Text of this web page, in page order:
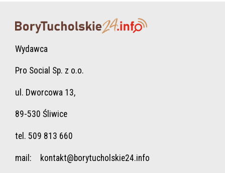
Wydawca
Pro Social Sp. z o.o.
ul. Dworcowa 13,
89-530 Śliwice
tel. 509 813 660
mail: kontakt@borytucholskie24.info